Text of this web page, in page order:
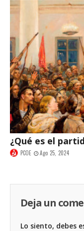
¿Qué es el
PCOE Ago 25, 2024
Deja un
Lo siento, debes